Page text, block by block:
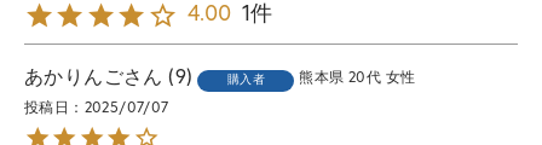
4.00 1
あかりんご 9 購入者 熊本県 20代 女性
投稿日 2025/07/07